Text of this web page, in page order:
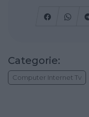
Categorie:
Computer Internet Tv